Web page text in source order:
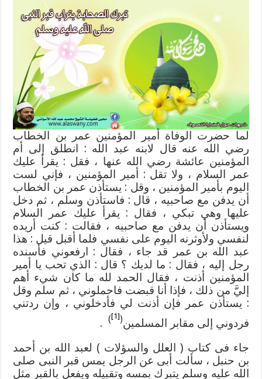
بتراب
قبر
النبى
صلى
الله
عليه
وسلم
مغلقة
لما حضرت الوفاة أمير المؤمنين عمر بن الخطاب
رضي الله عنه قال لابنه عبد الله : انطلق إلى أم
المؤمنين عائشة رضي الله عنها ، فقل : يقرأ عليك
عمر السلام ، ولا تقل : أمير المؤمنين ، فإني لست
اليوم بأمير المؤمنين ، وقل : يستأذن عمر بن الخطاب
أن يدفن مع صاحبيه ، قال : فاستأذن وسلم ، ثم دخل
عليها وهي تبكي ، فقال : يقرأ عليك عمر السلام
ويستأذن أن يدفن مع صاحبيه ، فقالت : كنت أريده
لنفسي ولأوثرنه اليوم على نفسي فلما أقبل قيل : هذا
عبد الله بن عمر قد جاء ، فقال : ارفعوني فأسنده
رجل إليه ، فقال : ما لديك ؟ قال : الذي تحب يا أمير
المؤمنين أذنت ، فقال الحمد لله ما كان شيء أهم
إليَّ من ذلك ، فإذا أنا قبضت فاحملوني ، ثم سلم وقل
: يستأذن عمر فإن أذنت لي فأدخلوني ، وإن ردتني
فردوني إلى مقابر المسلمين(
[1]
)
.
جاء فى كتاب ( العلل والسؤلات ) لعبد الله بن أحمد
بن حنبل ، سألت أبى عن الرجل يمس قبر النبى صلى
الله عليه وسلم يتبرك بمسه وتقبيله ويفعل بالقبر مثل